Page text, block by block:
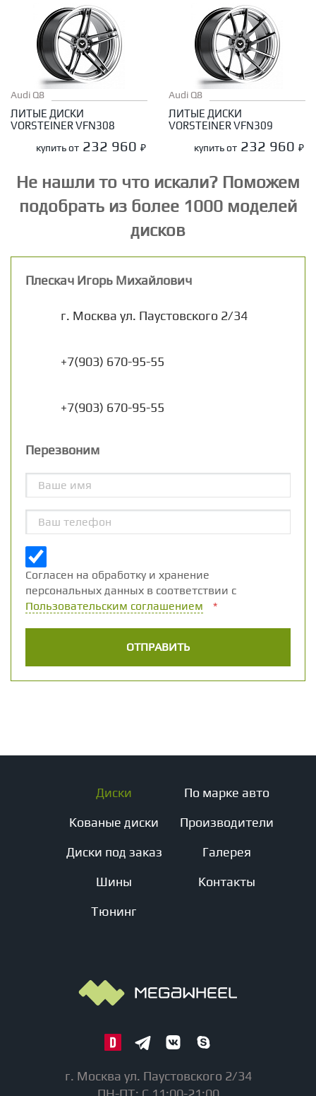
Audi Q8
ЛИТЫЕ ДИСКИ
VORSTEINER VFN308
купить от 232 960 ₽
Audi Q8
ЛИТЫЕ ДИСКИ
VORSTEINER VFN309
купить от 232 960 ₽
Не нашли то что искали? Поможем
подобрать из более 1000 моделей
дисков
Плескач Игорь Михайлович
г. Москва ул. Паустовского 2/34
+7(903) 670-95-55
+7(903) 670-95-55
Перезвоним
Согласен на обработку и хранение
персональных данных в соответствии с
Пользовательским соглашением
*
Диски
Кованые диски
Диски под заказ
Шины
Тюнинг
По марке авто
Производители
Галерея
Контакты
г. Москва ул. Паустовского 2/34